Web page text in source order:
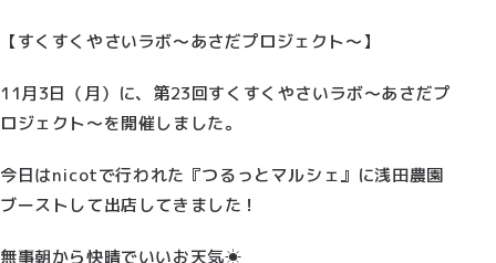
【すくすくやさいラボ～あさだプロジェクト～】
11月3日（月）に、第23回すくすくやさいラボ～あさだプ
ロジェクト～を開催しました。
今日はnicotで行われた『つるっとマルシェ』に浅田農園
ブーストして出店してきました！
無事朝から快晴でいいお天気☀